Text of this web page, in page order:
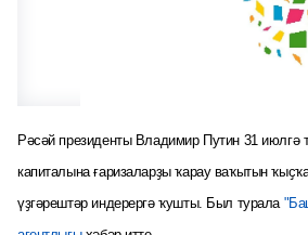
Рәсәй президенты Владимир Путин 31 июлгә
капиталына ғаризаларҙы ҡарау ваҡытын
үҙгәрештәр индерергә ҡушты. Был турала